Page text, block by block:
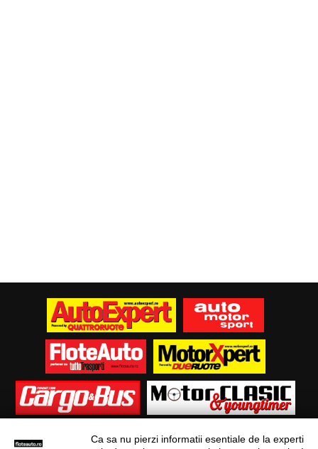
Ca sa nu pierzi informatii esentiale de la experti